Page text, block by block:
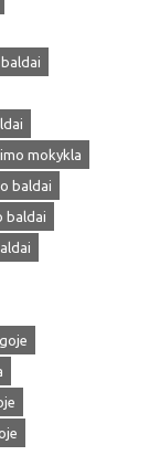
mokykla
baldai
baldai